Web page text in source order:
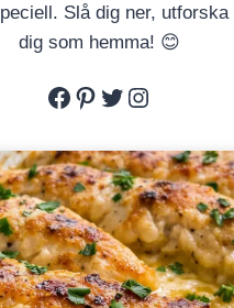
Slå dig ner, utforska
dig som hemma! 😊
Facebook
Pinterest
Twitter
Instagram